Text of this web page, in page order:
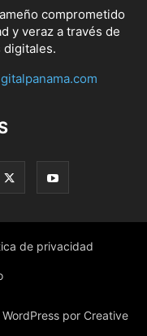
comprometido
y veraz a través de
digitales.
de privacidad
por Creative